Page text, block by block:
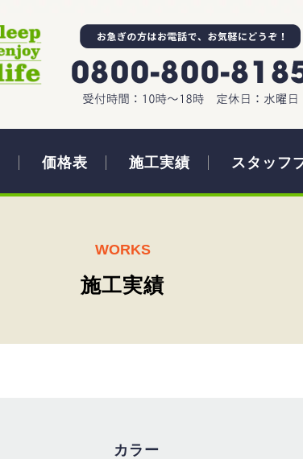
価格表 施工実績 スタッフ
WORKS
施工実績
カラー